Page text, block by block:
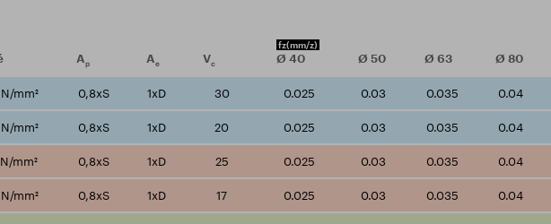
Ap Ae Vc
fz(mm/z)
Ø 40 Ø 50 Ø 63 Ø 80
mm² 0,8xS 1xD 30 0.025 0.03 0.035 0.04
mm² 0,8xS 1xD 20 0.025 0.03 0.035 0.04
mm² 0,8xS 1xD 25 0.025 0.03 0.035 0.04
mm² 0,8xS 1xD 17 0.025 0.03 0.035 0.04